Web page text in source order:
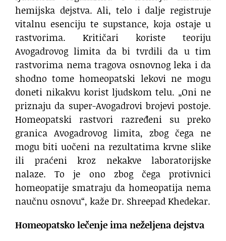
hemijska dejstva. Ali, telo i dalje registruje
vitalnu esenciju te supstance, koja ostaje u
rastvorima. Kritičari koriste teoriju
Avogadrovog limita da bi tvrdili da u tim
rastvorima nema tragova osnovnog leka i da
shodno tome homeopatski lekovi ne mogu
doneti nikakvu korist ljudskom telu. „Oni ne
priznaju da super-Avogadrovi brojevi postoje.
Homeopatski rastvori razređeni su preko
granica Avogadrovog limita, zbog čega ne
mogu biti uočeni na rezultatima krvne slike
ili praćeni kroz nekakve laboratorijske
nalaze. To je ono zbog čega protivnici
homeopatije smatraju da homeopatija nema
naučnu osnovu“, kaže Dr. Shreepad Khedekar.
Homeopatsko lečenje ima neželjena dejstva